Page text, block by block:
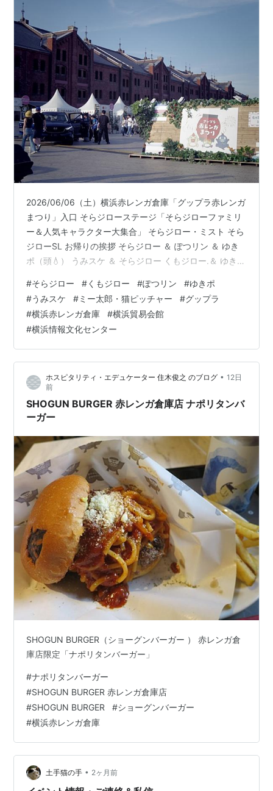
2026/06/06（土）横浜赤レンガ倉庫「グップラ赤レンガ
まつり」入口 そらジローステージ「そらジローファミリ
ー＆人気キャラクター大集合」 そらジロー・ミスト そら
ジローSL お帰りの挨拶 そらジロー ＆ ぽつリン ＆ ゆき
ポ（頭💧） うみスケ ＆ そらジロー くもジロー.＆ ゆきポ
「グップラ赤レンガまつり」リーフレット＆ステッカー
そらジローファミリー ＆ ミー太郎 www.ntv.co.jp
www.instagram.com ※関連。2026-06-07イベント情
報・ご連絡＆私信そらジロー doteneco-cm.hatenab…
#そらジロー #くもジロー #ぽつリン #ゆきポ
#うみスケ #ミー太郎・猫ピッチャー #グップラ
#横浜赤レンガ倉庫 #横浜貿易会館
#横浜情報文化センター
ホスピタリティ・エデュケーター 住木俊之 のブログ • 12日
前
SHOGUN BURGER 赤レンガ倉庫店 ナポリタンバ
ーガー
SHOGUN BURGER（ショーグンバーガー ） 赤レンガ倉
庫店限定「ナポリタンバーガー」
#ナポリタンバーガー
#SHOGUN BURGER 赤レンガ倉庫店
#SHOGUN BURGER #ショーグンバーガー
#横浜赤レンガ倉庫
土手猫の手 • 2ヶ月前